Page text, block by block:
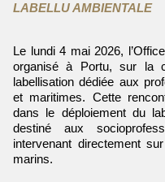
LABELLU AMBIENTALE
Le lundi 4 mai 2026, l’Office de l’Environnement de la Corse a
organisé à Portu, sur la
labellisation dédiée aux
et maritimes. Cette
dans le déploiement du
destiné aux
intervenant directement
marins.